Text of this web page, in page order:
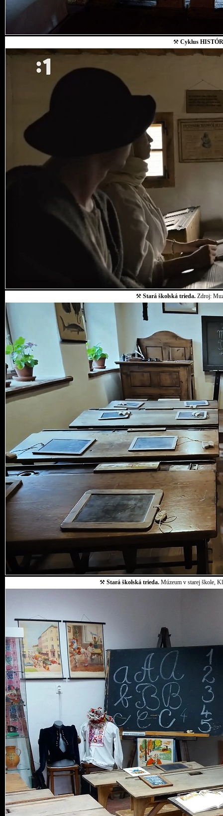
⚒ Cyklus
⚒ Stará školská trieda. Zdroj:
⚒ Stará školská trieda. Múzeum v starej škole,